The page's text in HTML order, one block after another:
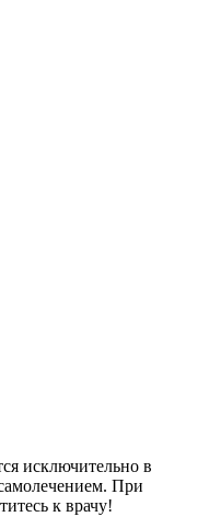
исключительно в
При
к врачу!